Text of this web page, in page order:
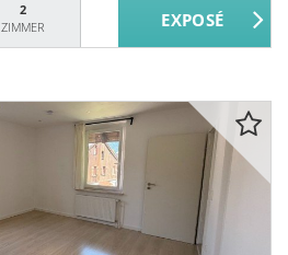
2
ZIMMER